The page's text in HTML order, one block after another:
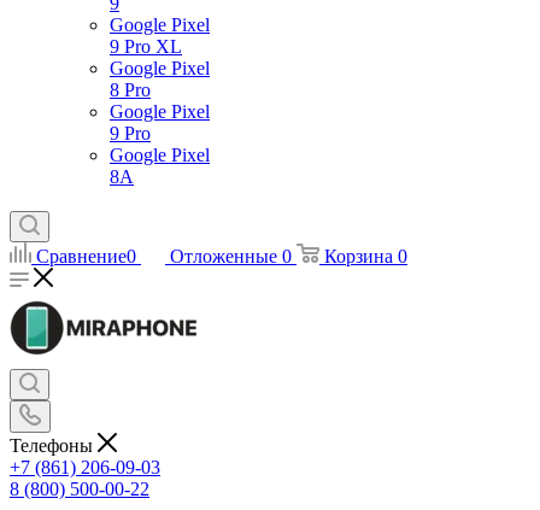
Google Pixel
9 Pro XL
Google Pixel
8 Pro
Google Pixel
9 Pro
Google Pixel
8A
Сравнение0 Отложенные 0 Корзина 0
Телефоны
+7 (861) 206-09-03
8 (800) 500-00-22